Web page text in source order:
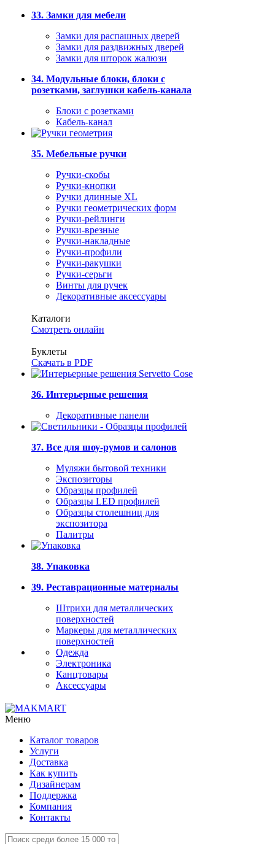
33. Замки для мебели
Замки для распашных дверей
Замки для раздвижных дверей
Замки для шторок жалюзи
34. Модульные блоки, блоки с
розетками, заглушки кабель-канала
Блоки с розетками
Кабель-канал
35. Мебельные ручки
Ручки-скобы
Ручки-кнопки
Ручки длинные XL
Ручки геометрических форм
Ручки-рейлинги
Ручки-врезные
Ручки-накладные
Ручки-профили
Ручки-ракушки
Ручки-серьги
Винты для ручек
Декоративные аксессуары
Каталоги
Смотреть онлайн
Буклеты
Скачать в PDF
36. Интерьерные решения
Декоративные панели
37. Все для шоу-румов и салонов
Муляжи бытовой техники
Экспозиторы
Образцы профилей
Образцы LED профилей
Образцы столешниц для
экспозитора
Палитры
38. Упаковка
39. Реставрационные материалы
Штрихи для металлических
поверхностей
Маркеры для металлических
поверхностей
Одежда
Электроника
Канцтовары
Аксессуары
Меню
Каталог товаров
Услуги
Доставка
Как купить
Дизайнерам
Поддержка
Компания
Контакты